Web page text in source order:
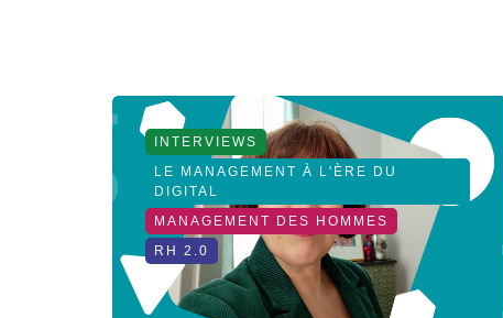
INTERVIEWS
LE MANAGEMENT À L'ÈRE DU
DIGITAL
MANAGEMENT DES HOMMES
RH 2.0